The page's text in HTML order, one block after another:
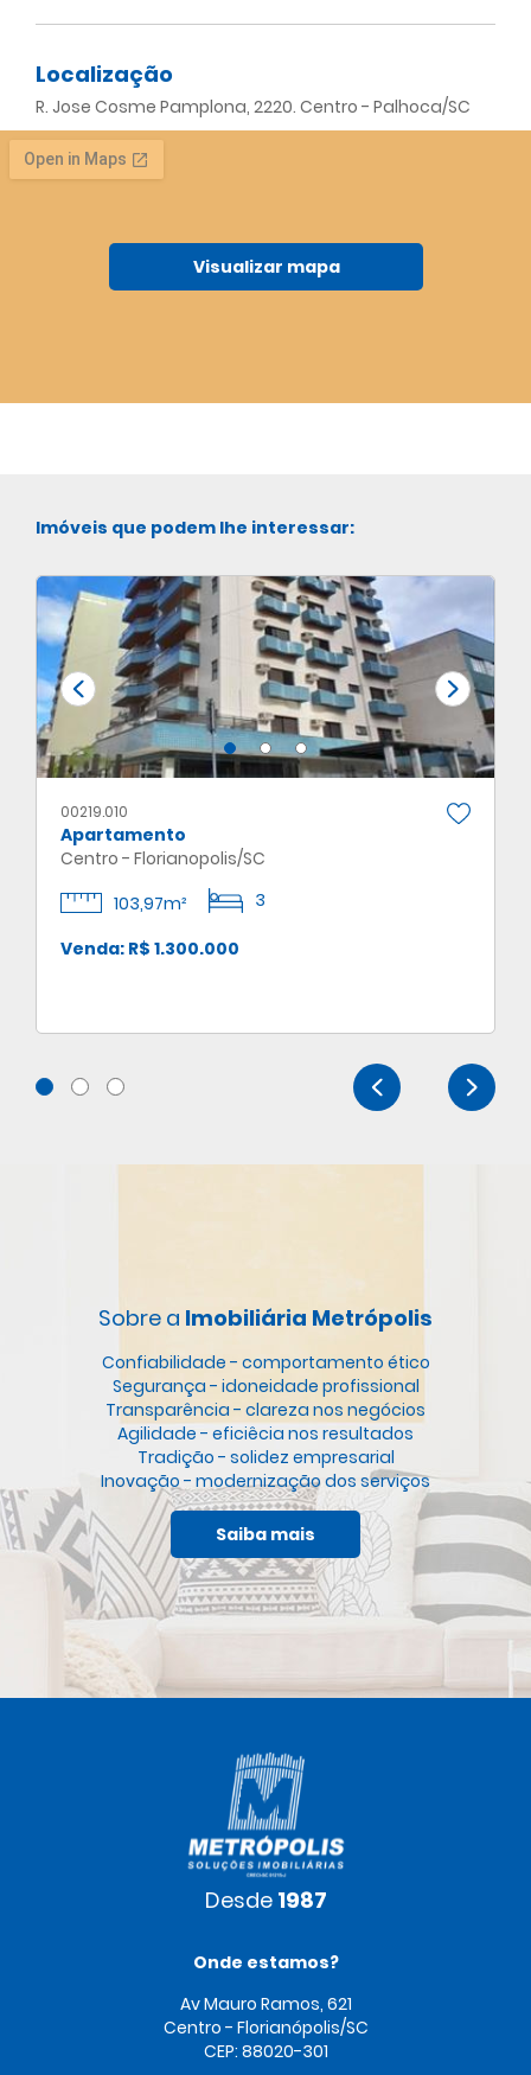
Localização
R. Jose Cosme Pamplona, 2220. Centro - Palhoca/SC
Visualizar mapa
Imóveis que podem lhe interessar:
00219.010
Apartamento
Centro - Florianopolis/SC
103,97m²
3
Venda: R$ 1.300.000
Sobre a Imobiliária Metrópolis
Confiabilidade - comportamento ético
Segurança - idoneidade profissional
Transparência - clareza nos negócios
Agilidade - eficiêcia nos resultados
Tradição - solidez empresarial
Inovação - modernização dos serviços
Saiba mais
Desde 1987
Onde estamos?
Av Mauro Ramos, 621
Centro - Florianópolis/SC
CEP: 88020-301